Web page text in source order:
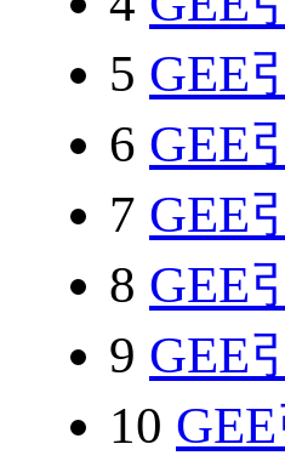
5 GEE
6 GEE
7 GEE
8 GEE
9 GEE
10